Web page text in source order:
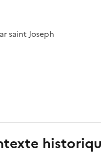
saint Joseph